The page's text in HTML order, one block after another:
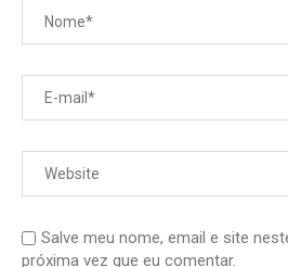
Salve meu nome, email e site
próxima vez que eu comentar.